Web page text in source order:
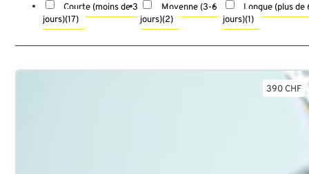
Courte (moins de 3
jours)(17)
Longue (plus de
jours)(1)
Moyenne (3-6
jours)(2)
390 CHF